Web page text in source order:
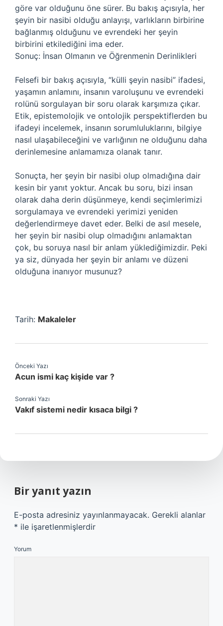
göre var olduğunu öne sürer. Bu bakış açısıyla, her
şeyin bir nasibi olduğu anlayışı, varlıkların birbirine
bağlanmış olduğunu ve evrendeki her şeyin
birbirini etkilediğini ima eder.
Sonuç: İnsan Olmanın ve Öğrenmenin Derinlikleri
Felsefi bir bakış açısıyla, “külli şeyin nasibi” ifadesi,
yaşamın anlamını, insanın varoluşunu ve evrendeki
rolünü sorgulayan bir soru olarak karşımıza çıkar.
Etik, epistemolojik ve ontolojik perspektiflerden bu
ifadeyi incelemek, insanın sorumluluklarını, bilgiye
nasıl ulaşabileceğini ve varlığının ne olduğunu daha
derinlemesine anlamamıza olanak tanır.
Sonuçta, her şeyin bir nasibi olup olmadığına dair
kesin bir yanıt yoktur. Ancak bu soru, bizi insan
olarak daha derin düşünmeye, kendi seçimlerimizi
sorgulamaya ve evrendeki yerimizi yeniden
değerlendirmeye davet eder. Belki de asıl mesele,
her şeyin bir nasibi olup olmadığını anlamaktan
çok, bu soruya nasıl bir anlam yüklediğimizdir. Peki
ya siz, dünyada her şeyin bir anlamı ve düzeni
olduğuna inanıyor musunuz?
Tarih: Makaleler
Önceki Yazı
Acun ismi kaç kişide var ?
Sonraki Yazı
Vakıf sistemi nedir kısaca bilgi ?
Bir yanıt yazın
E-posta adresiniz yayınlanmayacak. Gerekli alanlar
* ile işaretlenmişlerdir
Yorum